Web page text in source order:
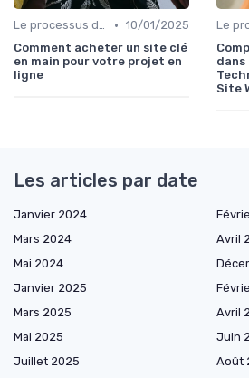
Le processus d'acquisition • 10/01/2025
Comment acheter un site clé
en main pour votre projet en
ligne
dans
Site
Les articles par date
Janvier 2024
Mars 2024
Avril
Mai 2024
Janvier 2025
Mars 2025
Avril
Mai 2025
Juin
Juillet 2025
Août